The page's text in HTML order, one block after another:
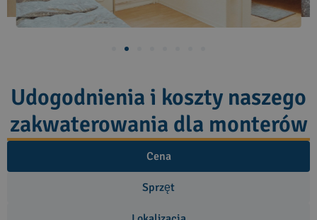
Udogodnienia i koszty naszego
zakwaterowania dla monterów
Cena
Sprzęt